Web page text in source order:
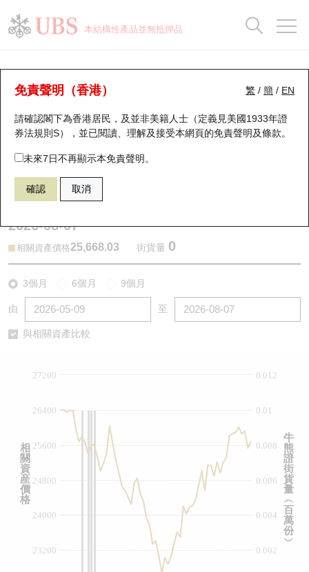
本結構性產品並無抵押品
繁 / 簡 / EN
免責聲明（香港）
請確認閣下為香港居民，及並非美籍人士（定義見美國1933年證
券法規則S），並已閱讀、理解及接受本網頁的免責聲明及條款。
未來7日不再顯示本免責聲明。
確認 取消
牛熊證分析儀
表現 街貨統計 比較
67803 瑞銀牛證 HSI 恒生指數
2026-08-07
相關資產價格25,668.03 街貨量 0
3個月 6個月 9個月
由 至
與相關資產比較
0.002
0.004
0.006
0.008
0.01
0.012
24000
23200
24800
25600
26400
27200
牛
熊
證
街
貨
量
︵
百
萬
份
︶
相
關
資
産
價
格
瑞銀認股證一覽
新發行瑞銀認股證
即將到期認股證
認股證到期結算價查詢
認股證分析儀
認股證/牛熊證日誌
街貨統計
比較
牛熊全景快搜
牛熊證搜尋
牛熊證街貨分佈圖
正股牛熊證列表
新發行瑞銀牛熊證
牛熊證到期結算價查詢
牛熊證文件及公告
牛熊證文件及公告 (瑞信)
街貨統計
比較
十大升幅/跌幅
十大認股證成交分佈
十天股證佔大市成交
資金流
街貨統計
正股分析儀
二十大活躍股份
恒指成份股
國指成份股
科指成份股
中資ETFs溢價比較
收市競價變化
持股比重
顯示所有持股比重
每月輪證大市專題
輪證專欄
講座及教育短片
認股證投資者教育
牛熊證投資者教育